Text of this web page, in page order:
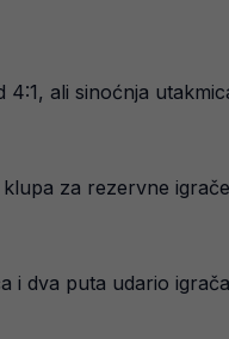
ali sinoćnja
za rezervne
i dva puta udario